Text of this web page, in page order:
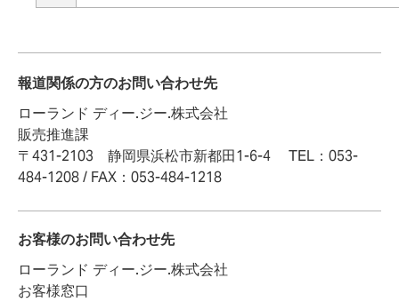
報道関係の方のお問い合わせ先
ローランド ディー.ジー.株式会社
販売推進課
〒431-2103 静岡県浜松市新都田1-6-4 TEL：053-
484-1208 / FAX：053-484-1218
お客様のお問い合わせ先
ローランド ディー.ジー.株式会社
お客様窓口